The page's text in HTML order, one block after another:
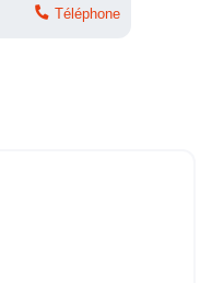
Téléphone